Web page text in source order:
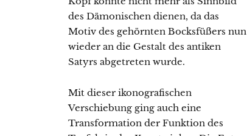
des Dämonischen dienen, da das
Motiv des gehörnten Bocksfüßers nun
wieder an die Gestalt des antiken
Satyrs abgetreten wurde.
Mit dieser ikonografischen
Verschiebung ging auch eine
Transformation der Funktion des